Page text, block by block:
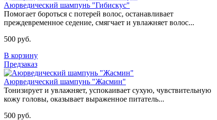
Аюрведический шампунь "Гибискус"
Помогает бороться с потерей волос, останавливает
преждевременное седение, смягчает и увлажняет волос...
500 руб.
В корзину
Предзаказ
Аюрведический шампунь "Жасмин"
Тонизирует и увлажняет, успокаивает сухую, чувствительную
кожу головы, оказывает выраженное питатель...
500 руб.